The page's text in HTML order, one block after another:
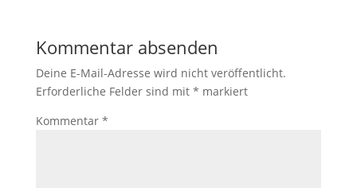
Kommentar absenden
Deine E-Mail-Adresse wird nicht veröffentlicht.
Erforderliche Felder sind mit * markiert
Kommentar *